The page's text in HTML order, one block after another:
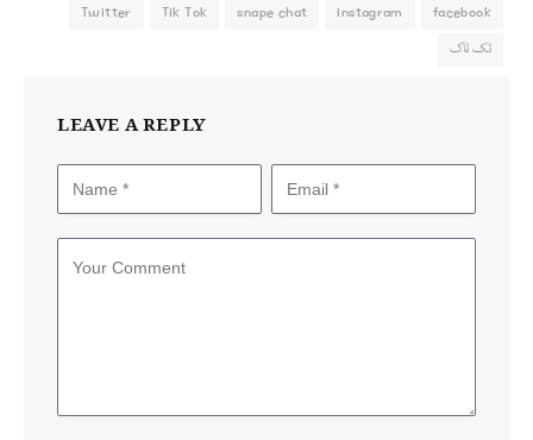
facebook
instagram
snape chat
Tik Tok
Twitter
ٹک ٹاک
LEAVE A REPLY